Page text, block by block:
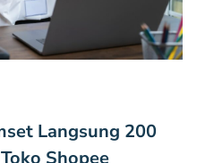
Langsung 200